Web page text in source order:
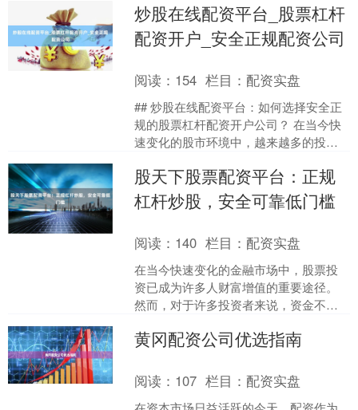
规、安全、服务优质的配资公....
炒股在线配资平台_股票杠杆
配资开户_安全正规配资公司
阅读： 154 栏目：配资实盘
## 炒股在线配资平台：如何选择安全正
规的股票杠杆配资开户公司？ 在当今快
速变化的股市环境中，越来越多的投资
过放大资金来获取更....
股天下股票配资平台：正规
杠杆炒股，安全可靠低门槛
阅读： 140 栏目：配资实盘
在当今快速变化的金融市场中，股票投
资已成为许多人财富增值的重要途径。
然而，对于许多投资者来说，资金不足
这样的背景下，股票配资平....
黄冈配资公司优选指南
阅读： 107 栏目：配资实盘